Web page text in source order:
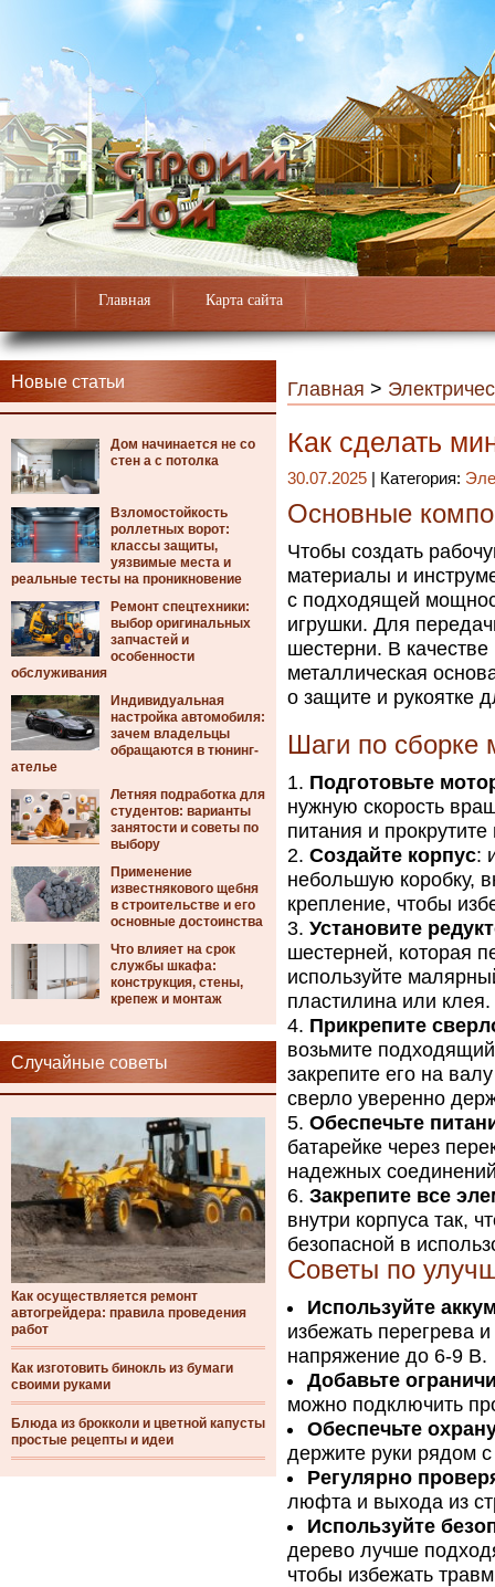
Главная Карта сайта
Новые статьи
Дом начинается не со
стен а с потолка
Взломостойкость
роллетных ворот:
классы защиты,
уязвимые места и
реальные тесты на проникновение
Ремонт спецтехники:
выбор оригинальных
запчастей и
особенности
обслуживания
Индивидуальная
настройка автомобиля:
зачем владельцы
обращаются в тюнинг-
ателье
Летняя подработка для
студентов: варианты
занятости и советы по
выбору
Применение
известнякового щебня
в строительстве и его
основные достоинства
Что влияет на срок
службы шкафа:
конструкция, стены,
крепеж и монтаж
Случайные советы
Как осуществляется ремонт
автогрейдера: правила проведения
работ
Как изготовить бинокль из бумаги
своими руками
Блюда из брокколи и цветной капусты
простые рецепты и идеи
Главная >
Как сделать
30.07.2025 | Категория:
Основные
Чтобы создать
материалы и
с подходящей
игрушки. Для
шестерни. В
металлическая
о защите и рукоятке
Шаги по сборке
Подготовьте
нужную скорость
питания и прокрутите
Создайте корпус:
небольшую коробку,
крепление, чтобы
Установите
шестерней, которая
используйте
пластилина или клея.
Прикрепите
возьмите
закрепите его на
сверло уверенно
Обеспечьте
батарейке через
надежных
Закрепите все
внутри корпуса так,
безопасной в
Советы по
Используйте
избежать перегрева
напряжение до 6-9 В.
Добавьте
можно подключить
Обеспечьте
держите руки рядом
Регулярно
люфта и выхода из
Используйте
дерево лучше
чтобы избежать